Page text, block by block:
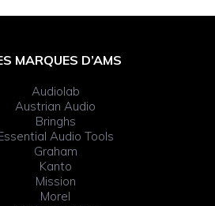
MARQUES D’AMS
Audiolab
Austrian Audio
Bringhs
Audio Tools
Graham
Kanto
Mission
Morel